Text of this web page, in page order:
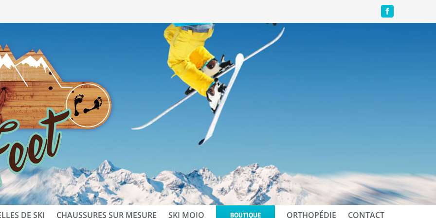
Facebook
DE SKI CHAUSSURES SUR MESURE SKI MOJO BOUTIQUE ORTHOPÉDIE CONTACT